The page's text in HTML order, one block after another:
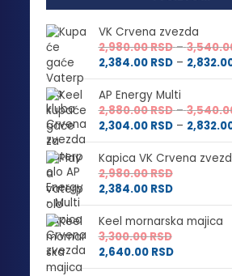
VK Crvena zvezda
2,980.00RSD –
2,384.00 RSD –
AP Energy Multi
2,880.00RSD –
2,304.00 RSD –
Kapica VK Crvena
2,980.00RSD
2,384.00 RSD
Keel mornarska majica
3,300.00RSD
2,640.00 RSD